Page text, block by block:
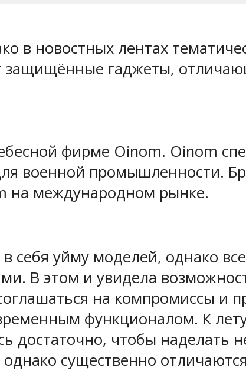
в новостных лентах
защищённые гаджеты,
фирме Oinom. Oinom
военной промышленности.
на международном рынке.
себя уйму моделей, однако
В этом и увидела
на компромиссы и
функционалом. К
достаточно, чтобы наделать
существенно